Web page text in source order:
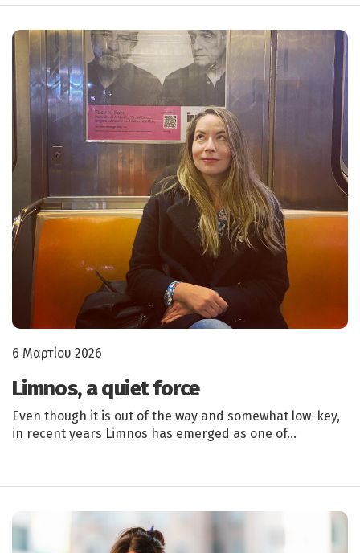
6 Μαρτίου 2026
Limnos, a quiet force
Even though it is out of the way and somewhat low-key,
in recent years Limnos has emerged as one of…